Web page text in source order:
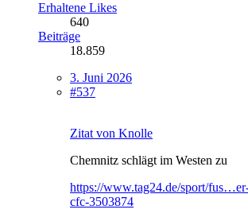
Erhaltene Likes
640
Beiträge
18.859
3. Juni 2026
#537
Zitat von Knolle
Chemnitz schlägt im Westen zu
https://www.tag24.de/sport/
cfc-3503874